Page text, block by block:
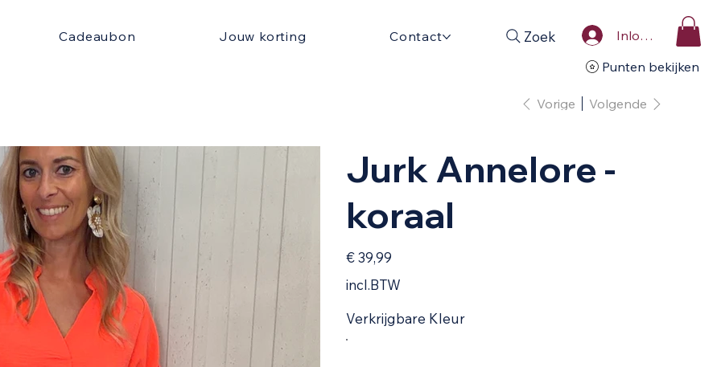
Cadeaubon Jouw korting Contact Zoek
Inloggen
Punten bekijken
Vorige Volgende
Jurk Annelore -
koraal
Prijs
€ 39,99
incl.BTW
Verkrijgbare Kleur